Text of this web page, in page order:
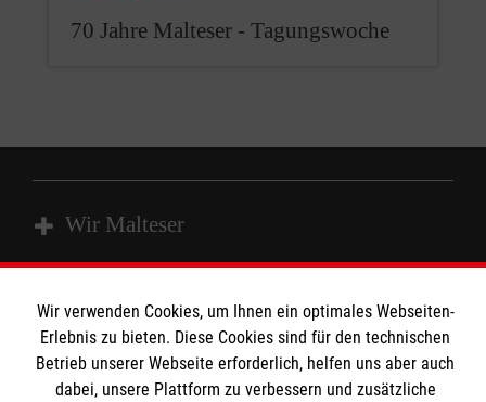
70 Jahre Malteser - Tagungswoche
Wir Malteser
Spenden & Helfen Angebote & Leistungen
Kursangebote
Mitarbeiten & Stellenangebote
Informationen
Wir verwenden Cookies, um Ihnen ein optimales Webseiten-
Erlebnis zu bieten. Diese Cookies sind für den technischen
Betrieb unserer Webseite erforderlich, helfen uns aber auch
dabei, unsere Plattform zu verbessern und zusätzliche